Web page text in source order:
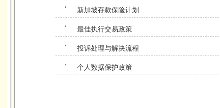
新加坡存款保险计划
最佳执行交易政策
投诉处理与解决流程
个人数据保护政策